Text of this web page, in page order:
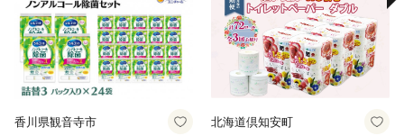
香川県観音寺市 北海道倶知安町